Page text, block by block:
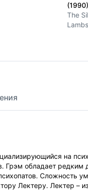
(1990)
The
Lambs
на
Грэм обладает
Сложность
Лектеру. Лектер –